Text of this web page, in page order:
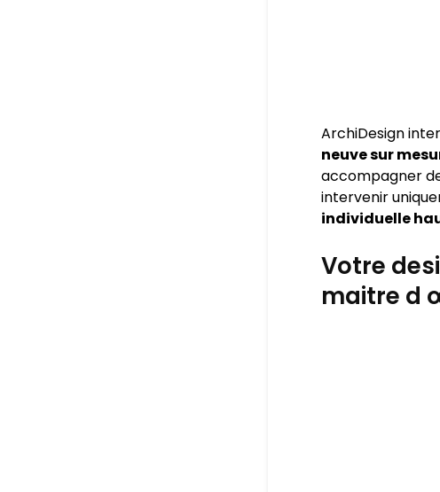
ArchiDesign
neuve sur
accompagner
intervenir
individuelle
Votre
maitre d